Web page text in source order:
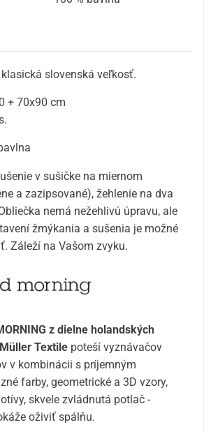
slovenská veľkosť.
+ 70x90 cm
v sušičke na miernom
a zazipsované), žehlenie na dva
nemá nežehlivú úpravu, ale
žmýkania a sušenia je možné
Záleží na Vašom zvyku.
z dielne holandských
Textile poteší vyznávačov
v kombinácii s príjemným
farby, geometrické a 3D vzory,
skvele zvládnutá potlač -
oživiť spálňu.